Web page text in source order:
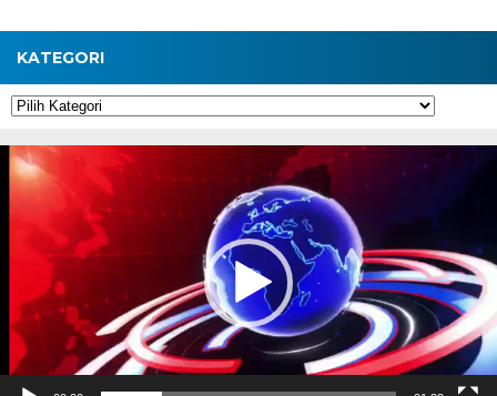
KATEGORI
Kategori
Pemutar
Video